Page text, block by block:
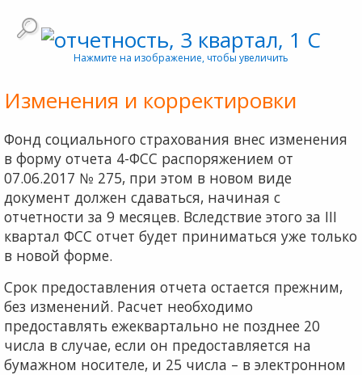
Нажмите на изображение, чтобы увеличить
Изменения и корректировки
Фонд социального страхования внес изменения
в форму отчета 4-ФСС распоряжением от
07.06.2017 № 275, при этом в новом виде
документ должен сдавать­ся, начиная с
отчетности за 9 месяцев. Вследствие этого за III
квартал ФСС отчет будет приниматься уже только
в новой форме.
Срок предоставления отчета остается прежним,
без изменений. Расчет необходимо
предоставлять ежеквар­тально не позднее 20
числа в случае, если он предостав­ляется на
бумажном носителе, и 25 числа – в электрон­ном